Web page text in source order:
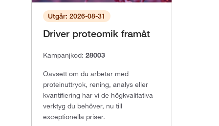
Utgår: 2026-08-31
Driver proteomik framåt
Kampanjkod: 28003
Oavsett om du arbetar med
proteinuttryck, rening, analys eller
kvantifiering har vi de högkvalitativa
verktyg du behöver, nu till
exceptionella priser.